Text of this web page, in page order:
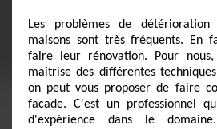
Les problèmes de
maisons sont très fréquents. En
faire leur rénovation. Pour
maîtrise des différentes
on peut vous proposer de faire
facade. C'est un professionnel
d'expérience dans le